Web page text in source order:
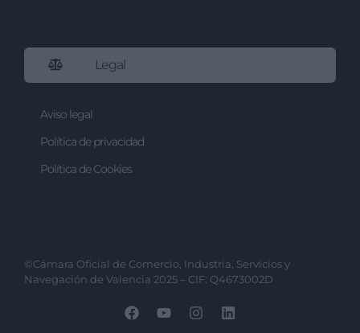
Legal
Aviso legal
Política de privacidad
Política de Cookies
©Cámara Oficial de Comercio, Industria, Servicios y
Navegación de Valencia 2025 – CIF: Q4673002D